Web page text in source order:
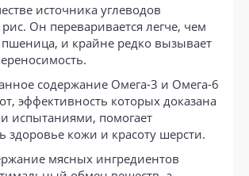
источника углеводов
рис. Он переваривается легче, чем
пшеница, и крайне редко вызывает
содержание Омега-3 и Омега-6
эффективность которых доказана
испытаниями, помогает
здоровье кожи и красоту шерсти.
мясных ингредиентов